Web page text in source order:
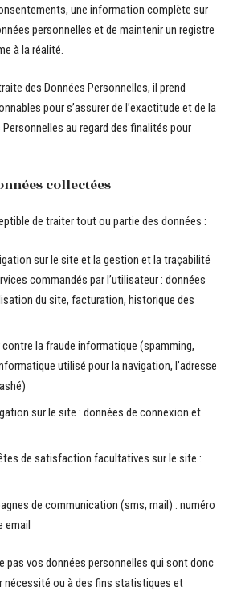
une information complète sur
personnelles et de maintenir un registre
à la réalité.
des Données Personnelles, il prend
pour s’assurer de l’exactitude et de la
au regard des finalités pour
collectées
de traiter tout ou partie des données :
sur le site et la gestion et la traçabilité
commandés par l’utilisateur : données
du site, facturation, historique des
la fraude informatique (spamming,
utilisé pour la navigation, l’adresse
sur le site : données de connexion et
de satisfaction facultatives sur le site :
de communication (sms, mail) : numéro
email
pas vos données personnelles qui sont donc
nécessité ou à des fins statistiques et